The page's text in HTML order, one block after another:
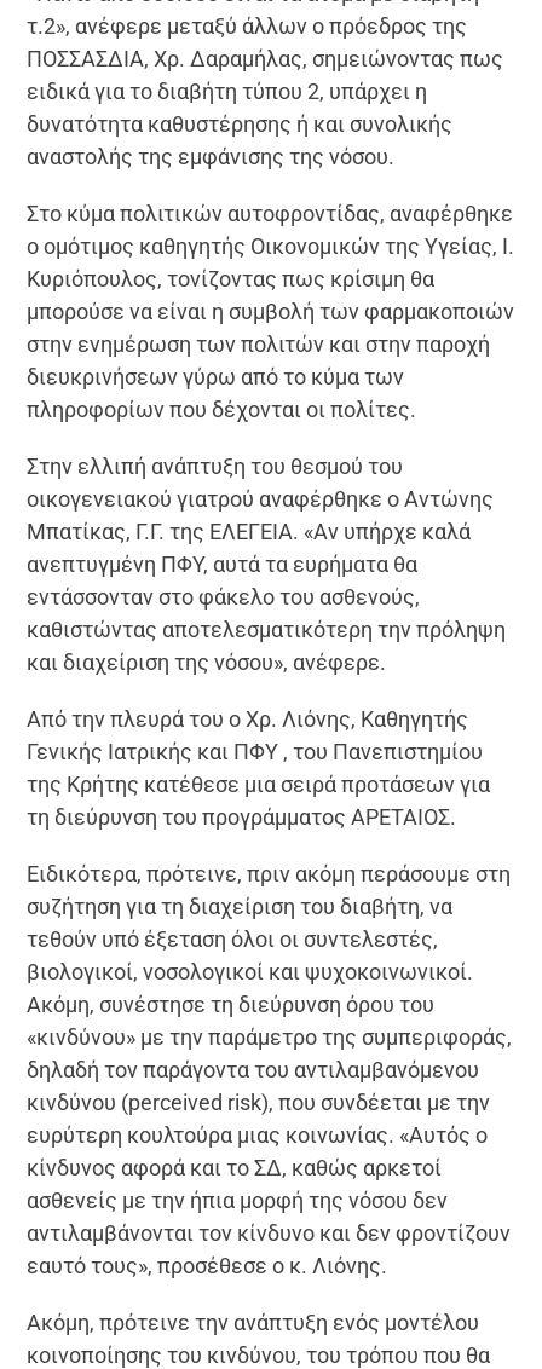
τ.2», ανέφερε μεταξύ άλλων ο πρόεδρος της
ΠΟΣΣΑΣΔΙΑ, Χρ. Δαραμήλας, σημειώνοντας πως
ειδικά για το διαβήτη τύπου 2, υπάρχει η
δυνατότητα καθυστέρησης ή και συνολικής
αναστολής της εμφάνισης της νόσου.
Στο κύμα πολιτικών αυτοφροντίδας, αναφέρθηκε
ο ομότιμος καθηγητής Οικονομικών της Υγείας, Ι.
Κυριόπουλος, τονίζοντας πως κρίσιμη θα
μπορούσε να είναι η συμβολή των φαρμακοποιών
στην ενημέρωση των πολιτών και στην παροχή
διευκρινήσεων γύρω από το κύμα των
πληροφορίων που δέχονται οι πολίτες.
Στην ελλιπή ανάπτυξη του θεσμού του
οικογενειακού γιατρού αναφέρθηκε ο Αντώνης
Μπατίκας, Γ.Γ. της ΕΛΕΓΕΙΑ. «Αν υπήρχε καλά
ανεπτυγμένη ΠΦΥ, αυτά τα ευρήματα θα
εντάσσονταν στο φάκελο του ασθενούς,
καθιστώντας αποτελεσματικότερη την πρόληψη
και διαχείριση της νόσου», ανέφερε.
Από την πλευρά του ο Χρ. Λιόνης, Καθηγητής
Γενικής Ιατρικής και ΠΦΥ , του Πανεπιστημίου
της Κρήτης κατέθεσε μια σειρά προτάσεων για
τη διεύρυνση του προγράμματος ΑΡΕΤΑΙΟΣ.
Ειδικότερα, πρότεινε, πριν ακόμη περάσουμε στη
συζήτηση για τη διαχείριση του διαβήτη, να
τεθούν υπό έξεταση όλοι οι συντελεστές,
βιολογικοί, νοσολογικοί και ψυχοκοινωνικοί.
Ακόμη, συνέστησε τη διεύρυνση όρου του
«κινδύνου» με την παράμετρο της συμπεριφοράς,
δηλαδή τον παράγοντα του αντιλαμβανόμενου
κινδύνου (perceived risk), που συνδέεται με την
ευρύτερη κουλτούρα μιας κοινωνίας. «Αυτός ο
κίνδυνος αφορά και το ΣΔ, καθώς αρκετοί
ασθενείς με την ήπια μορφή της νόσου δεν
αντιλαμβάνονται τον κίνδυνο και δεν φροντίζουν
εαυτό τους», προσέθεσε ο κ. Λιόνης.
Ακόμη, πρότεινε την ανάπτυξη ενός μοντέλου
κοινοποίησης του κινδύνου, του τρόπου που θα